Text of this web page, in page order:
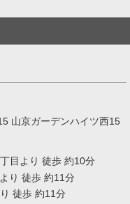
山京ガーデンハイツ西15
目より 徒歩 約10分
り 徒歩 約11分
徒歩 約11分